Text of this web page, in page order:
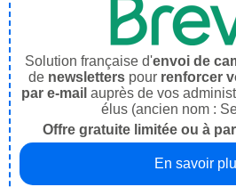
Solution française d'envoi de
de newsletters pour renforcer
par e-mail auprès de vos
élus (ancien nom :
Offre gratuite limitée ou à
En savoir